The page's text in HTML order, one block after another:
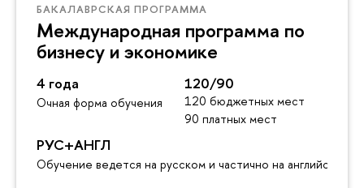
БАКАЛАВРСКАЯ ПРОГРАММА
Международная программа по
бизнесу и экономике
4 года
Очная форма обучения
120/90
120 бюджетных мест
90 платных мест
РУС+АНГЛ
Обучение ведется на русском и частично на английском